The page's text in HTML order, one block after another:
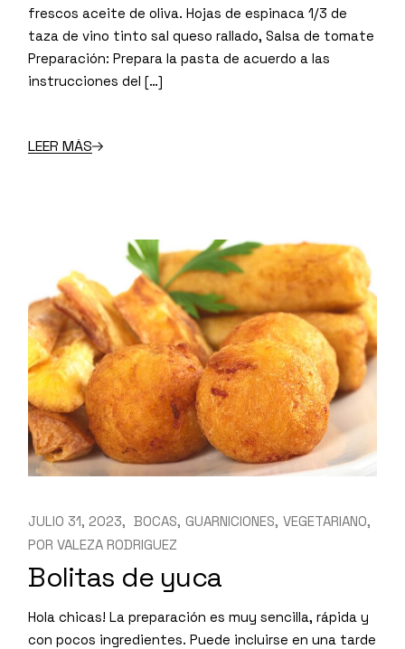
frescos aceite de oliva. Hojas de espinaca 1/3 de
taza de vino tinto sal queso rallado, Salsa de tomate
Preparación: Prepara la pasta de acuerdo a las
instrucciones del […]
LEER MÁS
JULIO 31, 2023 BOCAS GUARNICIONES VEGETARIANO
POR VALEZA RODRIGUEZ
Bolitas de yuca
Hola chicas! La preparación es muy sencilla, rápida y
con pocos ingredientes. Puede incluirse en una tarde